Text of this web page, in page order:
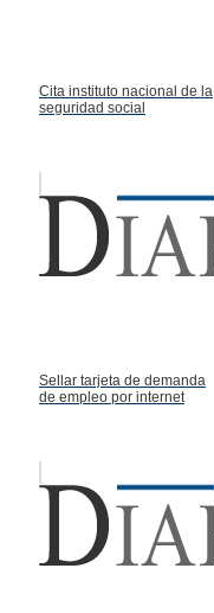
Cita instituto nacional de la
seguridad social
Sellar tarjeta de demanda
de empleo por internet